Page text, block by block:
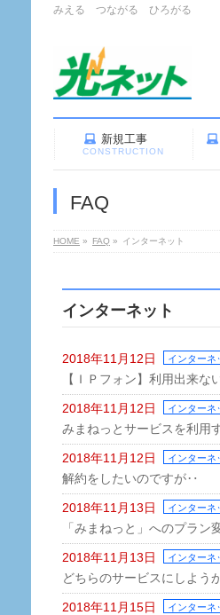
みえる つながる ひろがる
新規工事
CONSTRUCTION
FAQ
HOME » FAQ » インターネット
インターネット
2018年11月12日 インターネ
【ＩＰフォン】利用出来な
2018年11月12日 インターネ
みまねっとサービスを利用
2018年11月12日 インターネ
解約をしたいのですが‥
2018年11月13日 インターネ
「みまねっと」へのプラン
2018年11月13日 インターネ
どちらのサービスにしよう
2018年11月15日 インターネ